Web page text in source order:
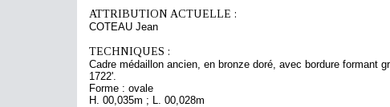
ATTRIBUTION ACTUELLE :
COTEAU Jean
TECHNIQUES :
Cadre médaillon ancien, en bronze doré, avec bordure formant
1722'.
Forme : ovale
H. 00,035m ; L. 00,028m